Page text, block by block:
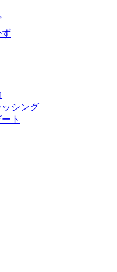
ず
シング
ト